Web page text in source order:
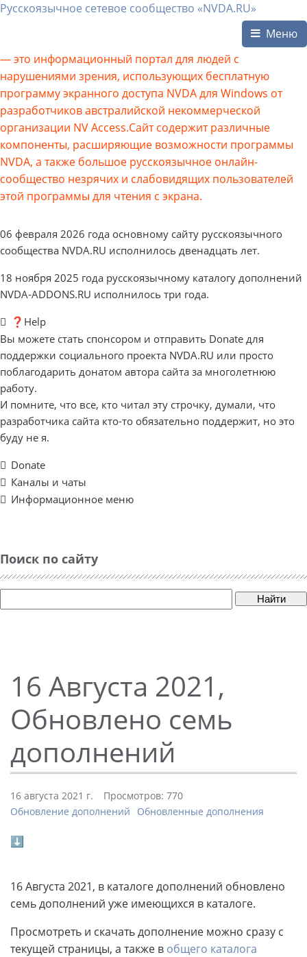
Русскоязычное сетевое сообщество «NVDA.RU»
Меню
— это информационный портал для людей с
нарушениями зрения, использующих бесплатную
программу экранного доступа NVDA для Windows от
разработчиков австралийской некоммерческой
организации NV Access.Сайт содержит различные
компоненты, расширяющие возможности программы
NVDA, а также большое русскоязычное онлайн-
сообщество незрячих и слабовидящих пользователей
этой программы для чтения с экрана.
06 февраля 2026 года основному сайту русскоязычного
сообщества NVDA.RU исполнилось двенадцать лет.
18 ноября 2025 года русскоязычному каталогу дополнений
NVDA-ADDONS.RU исполнилось три года.
❓Help
Вы можете стать спонсором и отправить Donate для
поддержки социального проекта NVDA.RU или просто
поблагодарить донатом автора сайта за многолетнюю
работу.
И помните, что все, кто читал эту строчку, думали, что
разработчика сайта кто-то обязательно поддержит, но это
буду не я.
Donate
Каналы и чаты
Информационное меню
Поиск по сайту
Найти
16 Августа 2021,
Обновлено семь
дополнений
16 августа 2021 г.
Просмотров: 770
Обновление дополнений
Обновленные дополнения
⬇
16 Августа 2021, в каталоге дополнений обновлено
семь дополнений уже имеющихся в каталоге.
Просмотреть и скачать дополнение можно сразу с
текущей страницы, а также в общего каталога